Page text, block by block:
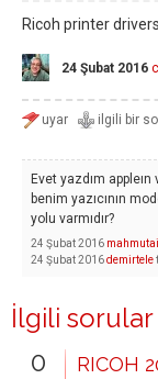
Ricoh printer
24 Şubat 2016
Evet yazdım
benim yazıcının
yolu varmıdır?
24 Şubat 2016
24 Şubat 2016demirtele
İlgili sorular
0
RICOH